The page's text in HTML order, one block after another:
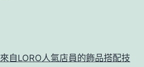
來自LORO人氣店員的飾品搭配技